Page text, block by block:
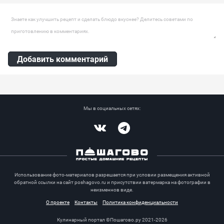
Оставить комментарий
Добавить комментарий
Мы в социальных сетях:
Использование фото-материалов разрешается при условии размещения активной
обратной ссылки на сайт poshagovo.ru и присутствии ватермарка на фотографии в
неизменнов виде.
О проекте
Контакты Политика конфиденциальности
Кулинарный портал ©Пошагово.ру 2021-2026